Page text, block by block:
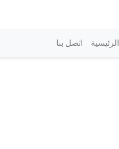
principale
الرئيسية اتصل بنا